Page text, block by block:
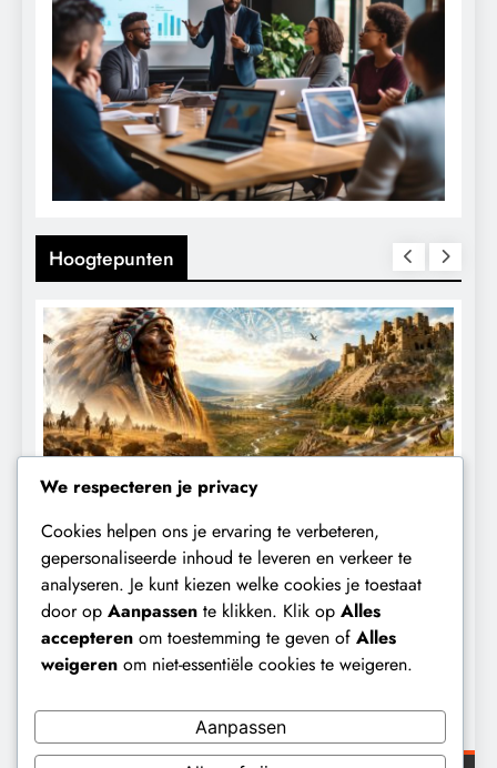
Hoogtepunten
CENSUUR CONTROLE
De medicatie die volgens sommige
kankerpatiënten verborgen blijft voor
hun eigen arts.
We respecteren je privacy
Cookies helpen ons je ervaring te verbeteren,
gepersonaliseerde inhoud te leveren en verkeer te
analyseren. Je kunt kiezen welke cookies je toestaat
door op Aanpassen te klikken. Klik op Alles
accepteren om toestemming te geven of Alles
weigeren om niet-essentiële cookies te weigeren.
Aanpassen